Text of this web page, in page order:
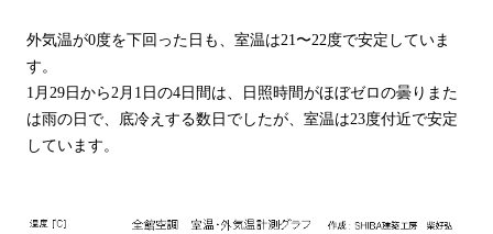
外気温が0度を下回った日も、室温は21〜22度で安定していま
す。
1月29日から2月1日の4日間は、日照時間がほぼゼロの曇りまた
は雨の日で、底冷えする数日でしたが、室温は23度付近で安定
しています。